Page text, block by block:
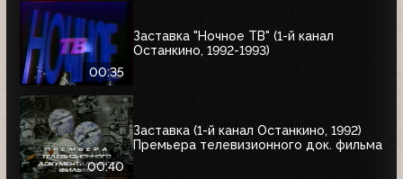
00:35
Заставка "Ночное ТВ" (1-й канал
Останкино, 1992-1993)
00:40
Заставка (1-й канал Останкино, 1992)
Премьера телевизионного док. фильма